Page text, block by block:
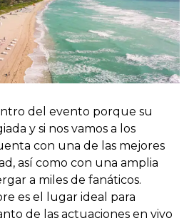
del evento porque su
y si nos vamos a los
con una de las mejores
así como con una amplia
a miles de fanáticos.
es el lugar ideal para
de las actuaciones en vivo